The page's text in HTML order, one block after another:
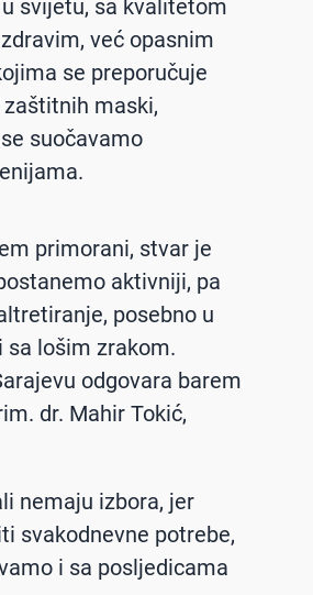
svijetu, sa kvalitetom
već opasnim
se preporučuje
maski,
suočavamo
primorani, stvar je
aktivniji, pa
posebno u
sa lošim zrakom.
odgovara barem
dr. Mahir Tokić,
nemaju izbora, jer
svakodnevne potrebe,
i sa posljedicama